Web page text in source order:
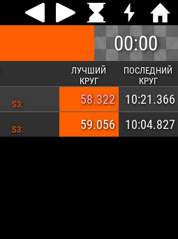
00:00
ЛУЧШИЙ
КРУГ
ПОСЛЕДНИЙ
КРУГ
S3: 58.322
10:21.366
S3: 59.056 10:04.827